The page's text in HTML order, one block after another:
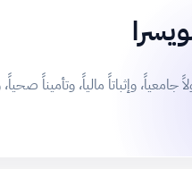
وإثباتاً مالياً، وتأميناً